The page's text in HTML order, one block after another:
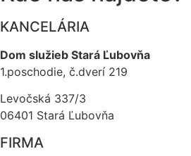
KANCELÁRIA
Dom služieb Stará Ľubovňa
1.poschodie, č.dverí 219
Levočská 337/3
06401 Stará Ľubovňa
FIRMA